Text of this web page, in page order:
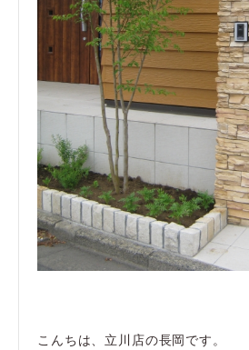
こんちは、立川店の長岡です。